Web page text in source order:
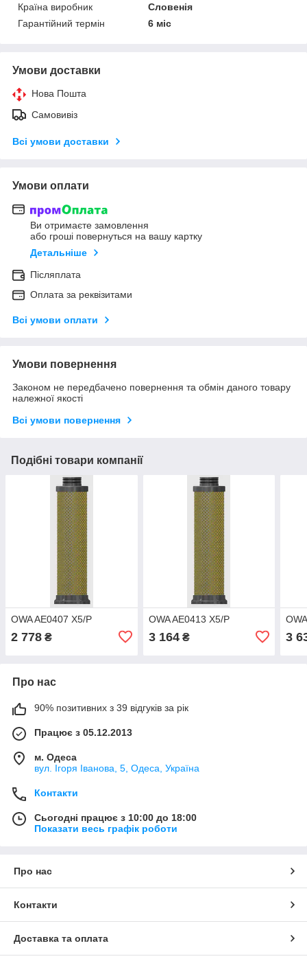
Країна виробник
Словенія
Гарантійний термін
6 міс
Умови доставки
Нова Пошта
Самовивіз
Всі умови доставки
Умови оплати
Ви отримаєте замовлення
або гроші повернуться на вашу картку
Детальніше
Післяплата
Оплата за реквізитами
Всі умови оплати
Умови повернення
Законом не передбачено повернення та обмін даного товару
належної якості
Всі умови повернення
Подібні товари компанії
OWA AE0407 X5/P
2 778 ₴
OWA AE0413 X5/P
3 164₴ 3
Про нас
90% позитивних з 39 відгуків за рік
Працює з 05.12.2013
м. Одеса
вул. Ігоря Іванова, 5, Одеса, Україна
Контакти
Сьогодні працює з 10:00 до 18:00
Показати весь графік роботи
Про нас
Контакти
Доставка та оплата